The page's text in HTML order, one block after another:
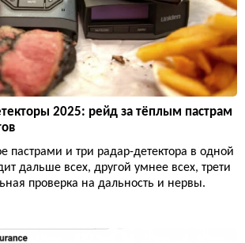
2025: рейд за тёплым пастрам
пастрами и три радар-детектора в одной
дальше всех, другой умнее всех, трети
проверка на дальность и нервы.